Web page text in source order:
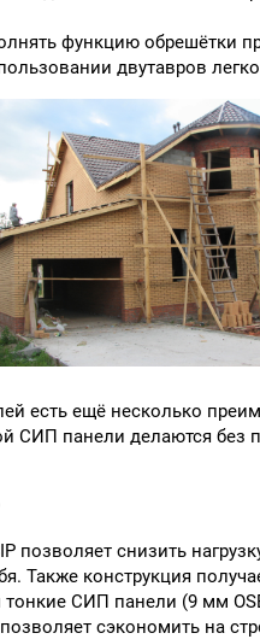
функцию обрешётки
двутавров
есть ещё несколько
СИП панели делаются без
позволяет снизить
Также конструкция
СИП панели (9 мм
сэкономить на